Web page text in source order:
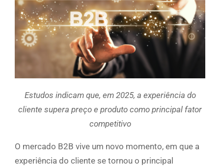
Estudos indicam que, em 2025, a experiência do
cliente supera preço e produto como principal fator
competitivo
O mercado B2B vive um novo momento, em que a
experiência do cliente se tornou o principal